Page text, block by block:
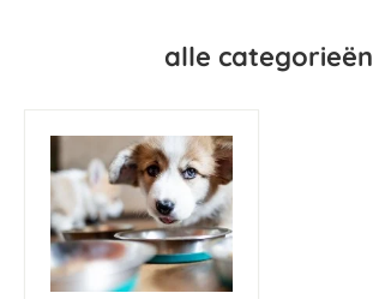
alle categorieën